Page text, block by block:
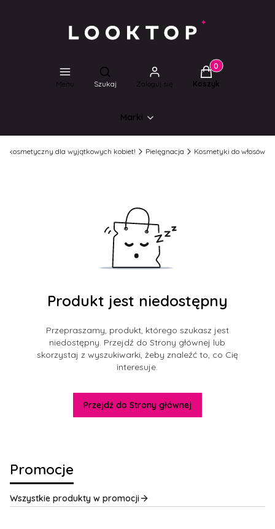
Menu
Otwórz wyszukiwarkę
Szukaj Zaloguj się
Produkty w
Koszyk
Marki
kosmetyczny dla wyjątkowych kobiet! Pielęgnacja Kosmetyki do włosów
Produkt jest niedostępny
Przepraszamy, produkt, którego szukasz jest
niedostępny. Przejdź do Strony głównej lub
skorzystaj z wyszukiwarki, żeby znaleźć to, co Cię
interesuje.
Przejdź do Strony głównej
Promocje
Wszystkie produkty w promocji